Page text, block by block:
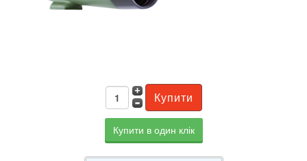
Купити в один клік